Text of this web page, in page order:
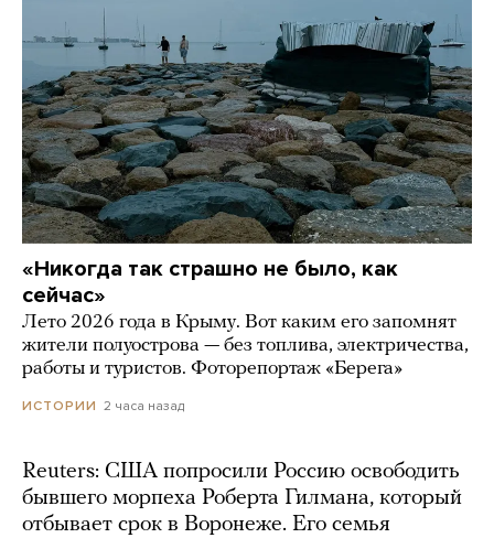
«Никогда так страшно не было, как
сейчас»
Лето 2026 года в Крыму. Вот каким его запомнят
жители полуострова — без топлива, электричества,
работы и туристов. Фоторепортаж «Берега»
ИСТОРИИ 2 часа назад
Reuters: США попросили Россию освободить
бывшего морпеха Роберта Гилмана, который
отбывает срок в Воронеже. Его семья